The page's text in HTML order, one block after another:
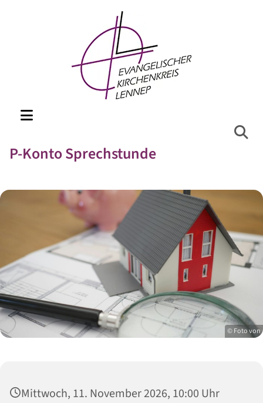
P-Konto Sprechstunde
© Foto von
Mittwoch, 11. November 2026, 10:00 Uhr